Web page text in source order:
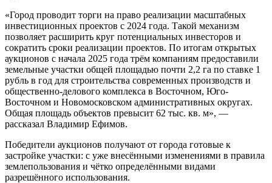
«Город проводит торги на право реализации масштабных
инвестиционных проектов с 2024 года. Такой механизм
позволяет расширить круг потенциальных инвесторов и
сократить сроки реализации проектов. По итогам открытых
аукционов с начала 2025 года трём компаниям предоставили
земельные участки общей площадью почти 2,2 га по ставке 1
рубль в год для строительства современных производств и
общественно-делового комплекса в Восточном, Юго-
Восточном и Новомосковском административных округах.
Общая площадь объектов превысит 62 тыс. кв. м», —
рассказал Владимир Ефимов.
Победители аукционов получают от города готовые к
застройке участки: с уже внесёнными изменениями в правила
землепользования и чётко определёнными видами
разрешённого использования.